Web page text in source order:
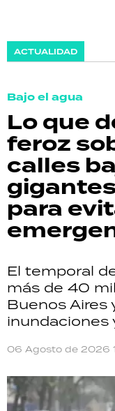
ACTUALIDAD
Bajo el agua
Lo que
feroz
calles
para
El temporal
más de 40
Buenos Aires
inundaciones
06 Agosto de 2026